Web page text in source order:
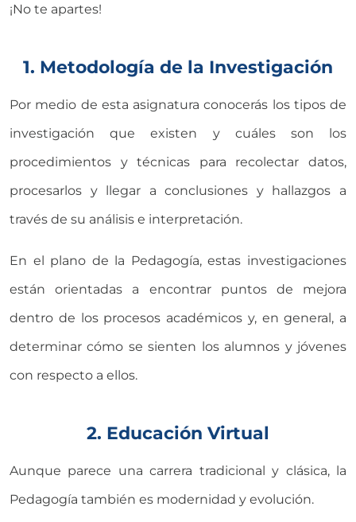
¡No te apartes!
1. Metodología de la Investigación
Por medio de esta asignatura conocerás los tipos de
investigación que existen y cuáles son los
procedimientos y técnicas para recolectar datos,
procesarlos y llegar a conclusiones y hallazgos a
través de su análisis e interpretación.
En el plano de la Pedagogía, estas investigaciones
están orientadas a encontrar puntos de mejora
dentro de los procesos académicos y, en general, a
determinar cómo se sienten los alumnos y jóvenes
con respecto a ellos.
2. Educación Virtual
Aunque parece una carrera tradicional y clásica, la
Pedagogía también es modernidad y evolución.